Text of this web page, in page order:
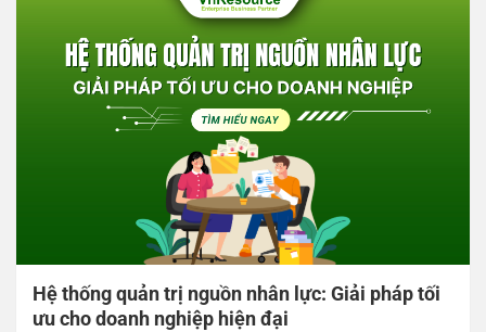
Hệ thống quản trị nguồn nhân lực: Giải pháp tối
ưu cho doanh nghiệp hiện đại